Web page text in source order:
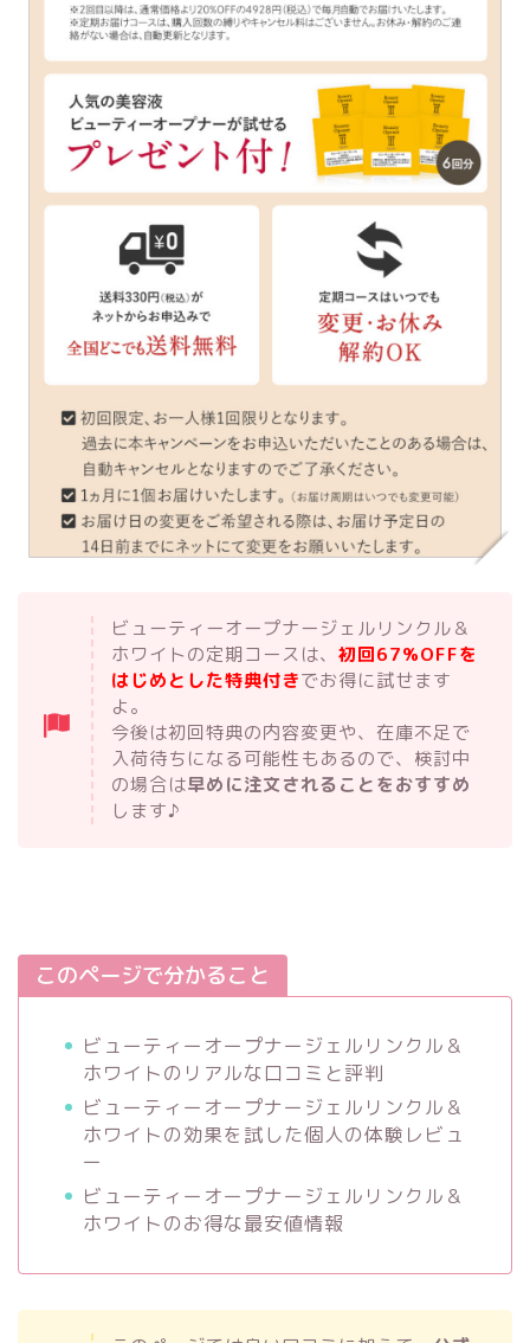
ビューティーオープナージェルリンクル＆
ホワイトの定期コースは、 初回67%OFFを
はじめとした特典付きでお得に試せます
よ。
今後は初回特典の内容変更や、在庫不足で
入荷待ちになる可能性もあるので、検討中
の場合は早めに注文されることをおすすめ
します♪
このページで分かること
ビューティーオープナージェルリンクル＆
ホワイトのリアルな口コミと評判
ビューティーオープナージェルリンクル＆
ホワイトの効果を試した個人の体験レビュ
ー
ビューティーオープナージェルリンクル＆
ホワイトのお得な最安値情報